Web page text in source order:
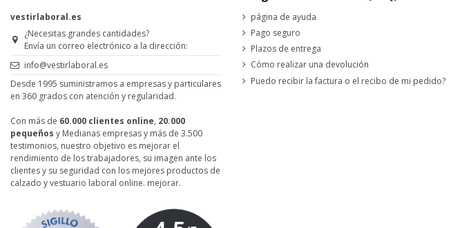
vestirlaboral.es
¿Necesitas grandes cantidades?
Envía un correo electrónico a la dirección:
info@vestirlaboral.es
Desde 1995 suministramos a empresas y particulares
en 360 grados con atención y regularidad.
Con más de 60.000 clientes online, 20.000
pequeños y Medianas empresas y más de 3.500
testimonios, nuestro objetivo es mejorar el
rendimiento de los trabajadores, su imagen ante los
clientes y su seguridad con los mejores productos de
calzado y vestuario laboral online. mejorar.
página de ayuda
Pago seguro
Plazos de entrega
Cómo realizar una devolución
Puedo recibir la factura o el recibo de mi pedido?